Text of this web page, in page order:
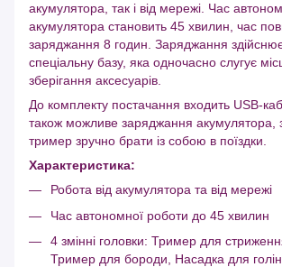
акумулятора, так і від мережі. Час
акумулятора становить 45 хвилин, час
заряджання 8 годин. Заряджання
спеціальну базу, яка одночасно слугує
зберігання аксесуарів.
До комплекту постачання входить USB-
також можливе заряджання акумулятора,
тример зручно брати із собою в поїздки.
Характеристика:
Робота від акумулятора та від мережі
Час автономної роботи до 45 хвилин
4 змінні головки: Тример для
Тример для бороди, Насадка для